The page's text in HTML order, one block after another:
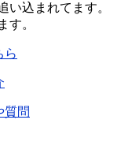
い込まれてます。
す。
ら
質問